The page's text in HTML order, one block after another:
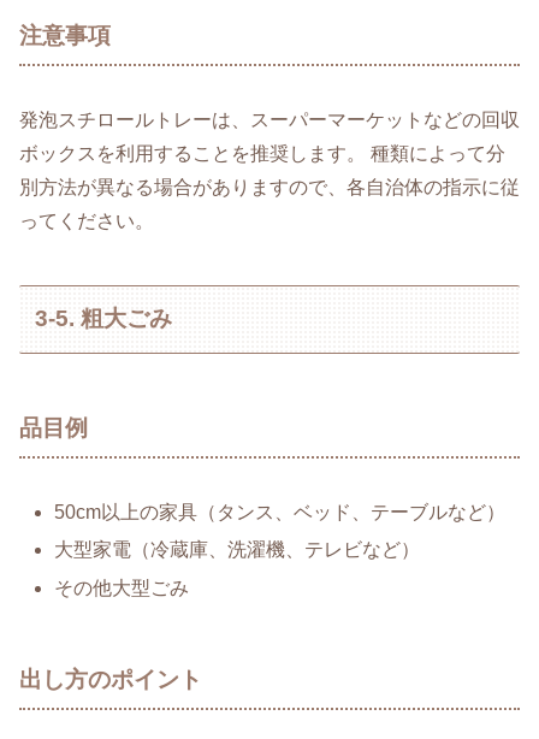
注意事項
発泡スチロールトレーは、スーパーマーケットなどの回収
ボックスを利用することを推奨します。 種類によって分
別方法が異なる場合がありますので、各自治体の指示に従
ってください。
3-5. 粗大ごみ
品目例
50cm以上の家具（タンス、ベッド、テーブルなど）
大型家電（冷蔵庫、洗濯機、テレビなど）
その他大型ごみ
出し方のポイント